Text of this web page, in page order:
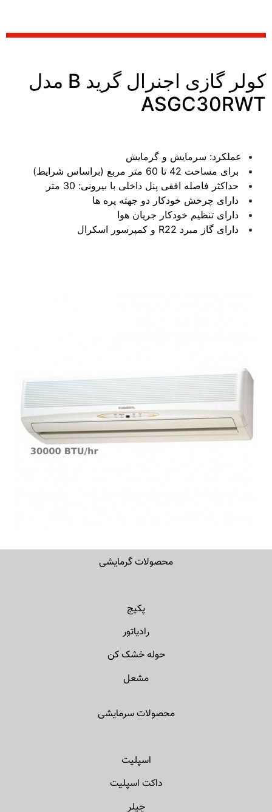
کولر گازی اجنرال گرید B مدل
ASGC30RWT
عملکرد: سرمايش و گرمایش
برای مساحت 42 تا 60 متر مربع (براساس شرایط)
حداکثر فاصله افقی پنل داخلی با بیرونی: 30 متر
دارای چرخش خودکار دو جهته پره ها
دارای تنظیم خودکار جریان هوا
دارای گاز مبرد R22 و کمپرسور اسکرال
محصولات گرمایشی
پکیج
رادیاتور
حوله خشک کن
مشعل
محصولات سرمایشی
اسپلیت
داکت اسپلیت
چیلر